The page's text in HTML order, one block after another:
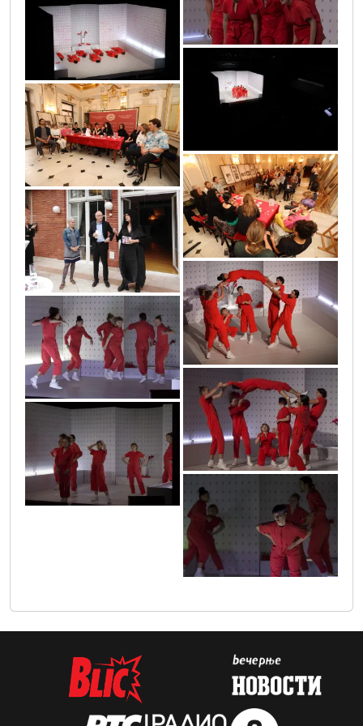
mg_3302_copy
mg_3303_copy
mg_3336_copy
mg_3337_copy
mg_3341_copy
mg_3292_copy
mg_3197_copy
mg_3222_copy
mg_3283_copy
mg_3211_copy